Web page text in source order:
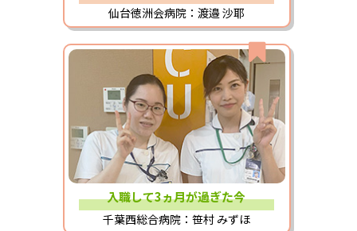
仙台徳洲会病院：渡邉 沙耶
入職して3ヵ月が過ぎた今
千葉西総合病院：笹村 みずほ